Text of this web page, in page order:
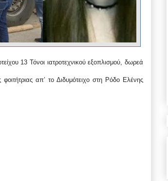
13 Τόνοι ιατροτεχνικού εξοπλισμού, δωρεά
απ’ το Διδυμότειχο στη Ρόδο Ελένης